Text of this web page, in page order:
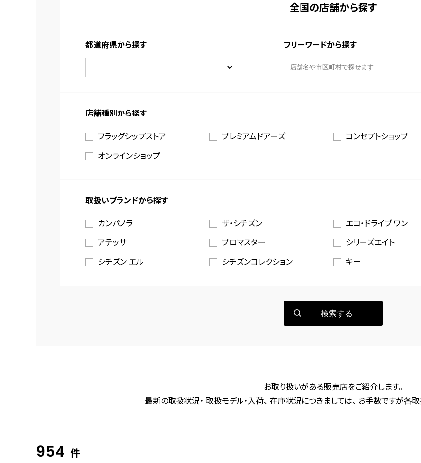
全国の店舗から探す
都道府県から探す フリーワードから探す
店舗種別から探す
フラッグシップストア プレミアムドアーズ コンセプトショップ
オンラインショップ
取扱いブランドから探す
カンパノラ ザ・シチズン エコ・ドライブ ワン
アテッサ
プロマスター シリーズエイト
シチズン エル
シチズンコレクション キー
検索する
お取り扱いがある販売店をご紹介します。
最新の取扱状況・ 取扱モデル・入荷、 在庫状況につきましては、 お手数ですが各
954 件